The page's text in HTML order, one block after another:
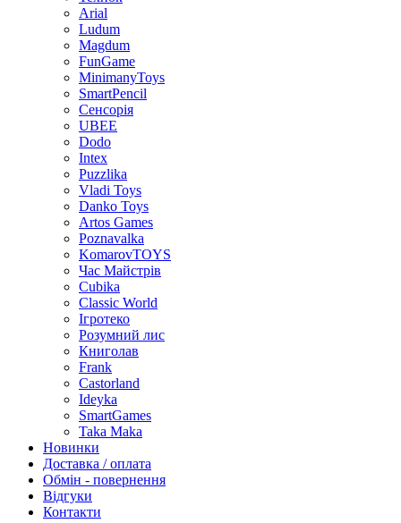
Arial
Ludum
Magdum
FunGame
MinimanyToys
SmartPencil
Сенсорія
UBEE
Dodo
Intex
Puzzlika
Vladi Toys
Danko Toys
Artos Games
Poznavalka
KomarovTOYS
Час Майстрів
Cubika
Classic World
Ігротеко
Розумний лис
Книголав
Frank
Castorland
Ideyka
SmartGames
Taka Maka
Новинки
Доставка / оплата
Обмін - повернення
Відгуки
Контакти